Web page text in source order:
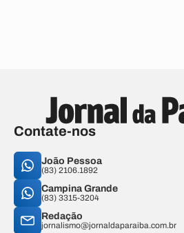
Contate-nos
João Pessoa
(83) 2106.1892
Campina Grande
(83) 3315-3204
Redação
jornalismo@jornaldaparaiba.com.br